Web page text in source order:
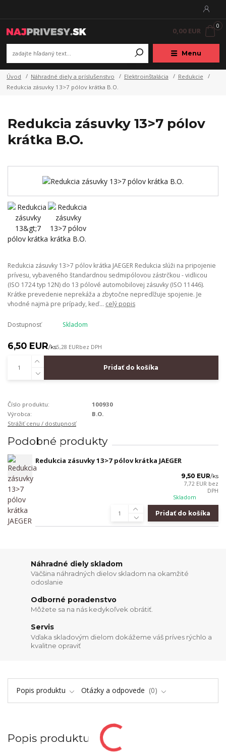
Menu
0
0,00 EUR
Úvod Náhradné diely a príslušenstvo Elektroinštalácia
Redukcie
Redukcia zásuvky 13>7 pólov krátka B.O.
Redukcia zásuvky 13>7 pólov
krátka B.O.
Redukcia zásuvky 13>7 pólov krátka JAEGER Redukcia slúži na pripojenie
prívesu, vybaveného štandardnou sedmipólovou zástrčkou - vidlicou
(ISO 1724 typ 12N) do 13 pólové automobilovej zásuvky (ISO 11446).
Krátke prevedenie neprekáža a zbytočne nepredlžuje spojenie. Je
vhodné najmä pre prípady, keď... celý popis
Dostupnosť Skladom
6,50 EUR/ks5,28 EURbez DPH
Pridať do košíka
Číslo produktu:
100930
Výrobca:
B.O.
Strážiť cenu / dostupnosť
Podobné produkty
Redukcia zásuvky 13>7 pólov krátka JAEGER
9,50 EUR/ks
7,72 EUR bez
DPH
Skladom
Pridať do košíka
Náhradné diely skladom
Väčšina náhradných dielov skladom na okamžité
odoslanie
Odborné poradenstvo
Môžete sa na nás kedykoľvek obrátiť.
Servis
Vďaka skladovým dielom dokážeme váš príves rýchlo a
kvalitne opraviť
Popis produktu Otázky a odpovede 0
Popis produktu